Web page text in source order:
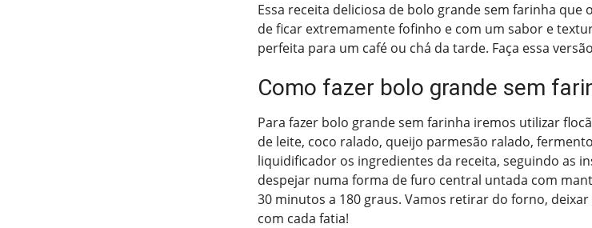
Essa receita deliciosa de bolo grande sem farinha que o
de ficar extremamente fofinho e com um sabor e
perfeita para um café ou chá da tarde. Faça essa
Como fazer bolo grande sem
Para fazer bolo grande sem farinha iremos utilizar
de leite, coco ralado, queijo parmesão ralado,
liquidificador os ingredientes da receita, seguindo as
despejar numa forma de furo central untada com
30 minutos a 180 graus. Vamos retirar do forno,
com cada fatia!